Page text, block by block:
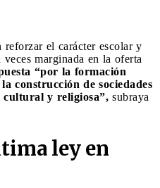
el carácter escolar y
marginada en la oferta
“por la formación
construcción de sociedades
cultural y religiosa”, subraya
ley en